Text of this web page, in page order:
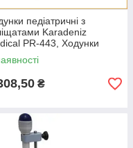
педіатричні з
Karadeniz
PR-443, Ходунки
для дітей,
на колесах для
₴